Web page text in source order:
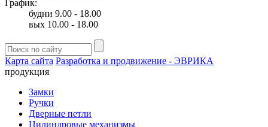
График:
будни 9.00 - 18.00
вых 10.00 - 18.00
Карта сайта Разработка и продвижение - ЭВРИКА
продукция
Замки
Ручки
Дверные петли
Цилиндровые механизмы